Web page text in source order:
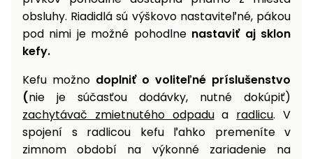
obsluhy. Riadidlá sú výškovo nastaviteľné, pákou
pod nimi je možné pohodlne nastaviť aj sklon
kefy.
Kefu možno doplniť o voliteľné príslušenstvo
(nie je súčasťou dodávky, nutné dokúpiť)
zachytávač zmietnutého odpadua radlicu. V
spojení s radlicou kefu ľahko premeníte v
zimnom období na výkonné zariadenie na